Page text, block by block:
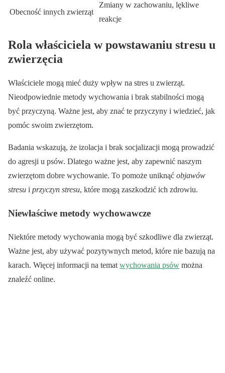
Obecność innych zwierząt
Zmiany w zachowaniu, lękliwe
reakcje
Rola właściciela w powstawaniu stresu u
zwierzęcia
Właściciele mogą mieć duży wpływ na stres u zwierząt.
Nieodpowiednie metody wychowania i brak stabilności mogą
być przyczyną. Ważne jest, aby znać te przyczyny i wiedzieć, jak
pomóc swoim zwierzętom.
Badania wskazują, że izolacja i brak socjalizacji mogą prowadzić
do agresji u psów. Dlatego ważne jest, aby zapewnić naszym
zwierzętom dobre wychowanie. To pomoże uniknąć objawów
stresu i przyczyn stresu, które mogą zaszkodzić ich zdrowiu.
Niewłaściwe metody wychowawcze
Niektóre metody wychowania mogą być szkodliwe dla zwierząt.
Ważne jest, aby używać pozytywnych metod, które nie bazują na
karach. Więcej informacji na temat wychowania psów można
znaleźć online.